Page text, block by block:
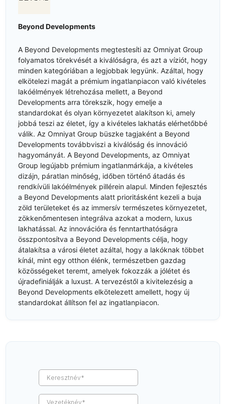
Beyond Developments
A Beyond Developments megtestesíti az Omniyat Group
folyamatos törekvését a kiválóságra, és azt a víziót, hogy
minden kategóriában a legjobbak legyünk. Azáltal, hogy
elkötelezi magát a prémium ingatlanpiacon való kivételes
lakóélmények létrehozása mellett, a Beyond
Developments arra törekszik, hogy emelje a
standardokat és olyan környezetet alakítson ki, amely
jobbá teszi az életet, így a kivételes lakhatás elérhetőbbé
válik. Az Omniyat Group büszke tagjaként a Beyond
Developments továbbviszi a kiválóság és innováció
hagyományát. A Beyond Developments, az Omniyat
Group legújabb prémium ingatlanmárkája, a kivételes
dizájn, páratlan minőség, időben történő átadás és
rendkívüli lakóélmények pillérein alapul. Minden fejlesztés
a Beyond Developments alatt prioritásként kezeli a buja
zöld területeket és az immersív természetes környezetet,
zökkenőmentesen integrálva azokat a modern, luxus
lakhatással. Az innovációra és fenntarthatóságra
összpontosítva a Beyond Developments célja, hogy
átalakítsa a városi életet azáltal, hogy a lakóknak többet
kínál, mint egy otthon élénk, természetben gazdag
közösségeket teremt, amelyek fokozzák a jólétet és
újradefiniálják a luxust. A tervezéstől a kivitelezésig a
Beyond Developments elkötelezett amellett, hogy új
standardokat állítson fel az ingatlanpiacon.